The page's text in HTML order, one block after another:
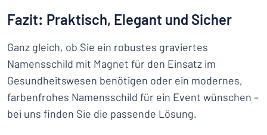
Fazit: Praktisch, Elegant und Sicher
Ganz gleich, ob Sie ein robustes graviertes
Namensschild mit Magnet für den Einsatz im
Gesundheitswesen benötigen oder ein modernes,
farbenfrohes Namensschild für ein Event wünschen –
bei uns finden Sie die passende Lösung.